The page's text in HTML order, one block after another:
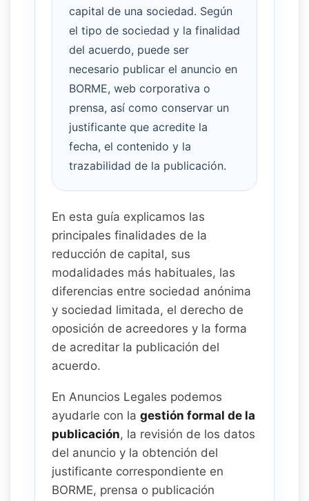
capital de una sociedad. Según
el tipo de sociedad y la finalidad
del acuerdo, puede ser
necesario publicar el anuncio en
BORME, web corporativa o
prensa, así como conservar un
justificante que acredite la
fecha, el contenido y la
trazabilidad de la publicación.
En esta guía explicamos las
principales finalidades de la
reducción de capital, sus
modalidades más habituales, las
diferencias entre sociedad anónima
y sociedad limitada, el derecho de
oposición de acreedores y la forma
de acreditar la publicación del
acuerdo.
En Anuncios Legales podemos
ayudarle con la gestión formal de la
publicación, la revisión de los datos
del anuncio y la obtención del
justificante correspondiente en
BORME, prensa o publicación